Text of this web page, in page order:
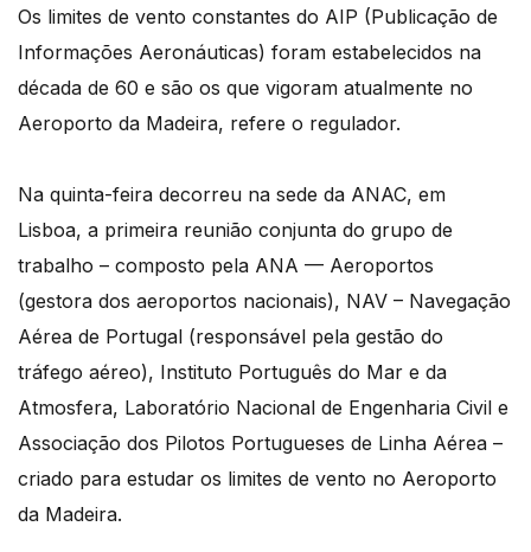
Os limites de vento constantes do AIP (Publicação de
Informações Aeronáuticas) foram estabelecidos na
década de 60 e são os que vigoram atualmente no
Aeroporto da Madeira, refere o regulador.
Na quinta-feira decorreu na sede da ANAC, em
Lisboa, a primeira reunião conjunta do grupo de
trabalho – composto pela ANA — Aeroportos
(gestora dos aeroportos nacionais), NAV – Navegação
Aérea de Portugal (responsável pela gestão do
tráfego aéreo), Instituto Português do Mar e da
Atmosfera, Laboratório Nacional de Engenharia Civil e
Associação dos Pilotos Portugueses de Linha Aérea –
criado para estudar os limites de vento no Aeroporto
da Madeira.